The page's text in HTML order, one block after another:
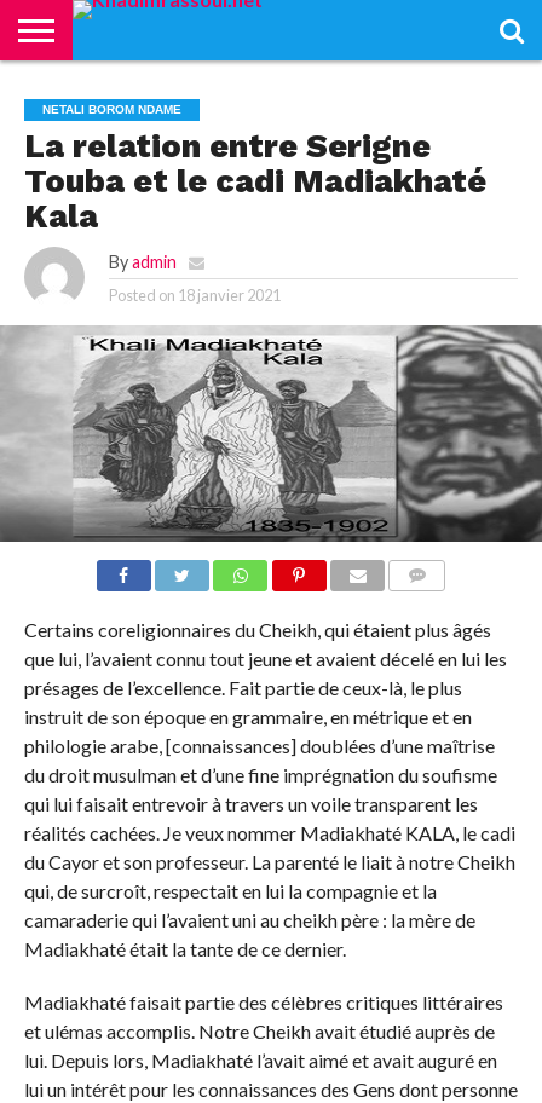
KHADIMRASSOUL
LE
MOURIDISME
ACTUALITÉS
CONTRIBUTIONS
PASS
–
NETALI
BOROM
NDAME
L’ISLAM
VIDÉOS
NETALI BOROM NDAME
La relation entre Serigne
Touba et le cadi Madiakhaté
Kala
By admin
Posted on 18 janvier 2021
Certains coreligionnaires du Cheikh, qui étaient plus âgés
que lui, l’avaient connu tout jeune et avaient décelé en lui les
présages de l’excellence. Fait partie de ceux-là, le plus
instruit de son époque en grammaire, en métrique et en
philologie arabe, [connaissances] doublées d’une maîtrise
du droit musulman et d’une fine imprégnation du soufisme
qui lui faisait entrevoir à travers un voile transparent les
réalités cachées. Je veux nommer Madiakhaté KALA, le cadi
du Cayor et son professeur. La parenté le liait à notre Cheikh
qui, de surcroît, respectait en lui la compagnie et la
camaraderie qui l’avaient uni au cheikh père : la mère de
Madiakhaté était la tante de ce dernier.
Madiakhaté faisait partie des célèbres critiques littéraires
et ulémas accomplis. Notre Cheikh avait étudié auprès de
lui. Depuis lors, Madiakhaté l’avait aimé et avait auguré en
lui un intérêt pour les connaissances des Gens dont personne